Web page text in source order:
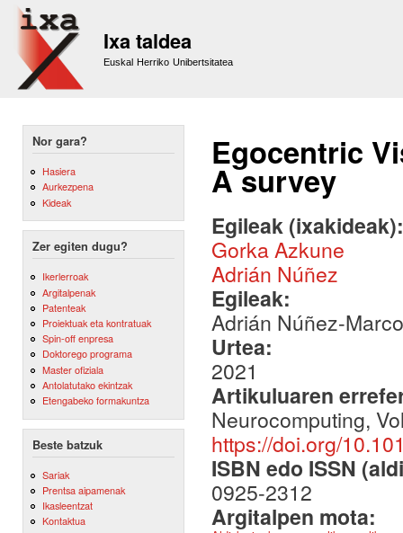
Ixa taldea
Euskal Herriko Unibertsitatea
Nor gara?
Hasiera
Aurkezpena
Kideak
Zer egiten dugu?
Ikerlerroak
Argitalpenak
Patenteak
Proiektuak eta kontratuak
Spin-off enpresa
Doktorego programa
Master ofiziala
Antolatutako ekintzak
Etengabeko formakuntza
Beste batzuk
Sariak
Prentsa aipamenak
Ikasleentzat
Kontaktua
Egocentric
A survey
Egileak
Gorka Azkune
Adrián Núñez
Egileak:
Adrián Núñez-
Urtea:
2021
Artikuluaren
Neurocomputing,
https://doi.org/
ISBN edo ISSN
0925-2312
Argitalpen mota: